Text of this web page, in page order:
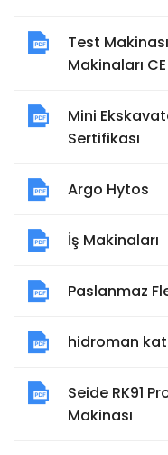
Test
Makinaları
Mini
Sertifikası
Argo Hytos
İş Makinaları
Paslanmaz
hidroman
Seide RK91
Makinası